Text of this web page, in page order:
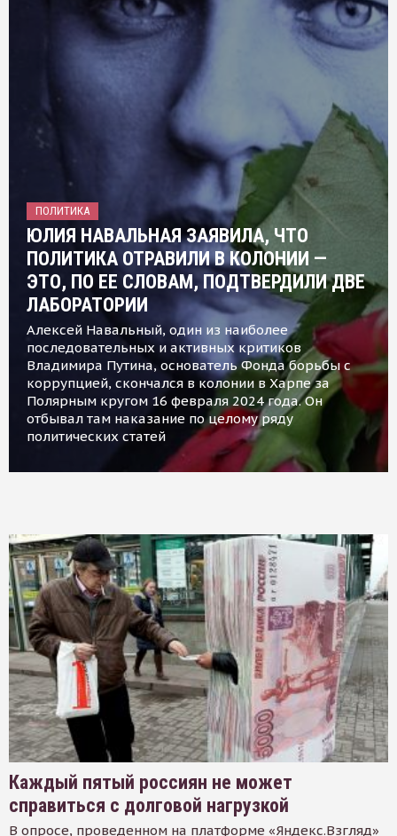
ПОЛИТИКА
ЮЛИЯ НАВАЛЬНАЯ ЗАЯВИЛА, ЧТО
ПОЛИТИКА ОТРАВИЛИ В КОЛОНИИ —
ЭТО, ПО ЕЕ СЛОВАМ, ПОДТВЕРДИЛИ ДВЕ
ЛАБОРАТОРИИ
Алексей Навальный, один из наиболее
последовательных и активных критиков
Владимира Путина, основатель Фонда борьбы с
коррупцией, скончался в колонии в Харпе за
Полярным кругом 16 февраля 2024 года. Он
отбывал там наказание по целому ряду
политических статей
Каждый пятый россиян не может
справиться с долговой нагрузкой
В опросе, проведенном на платформе «Яндекс.Взгляд»